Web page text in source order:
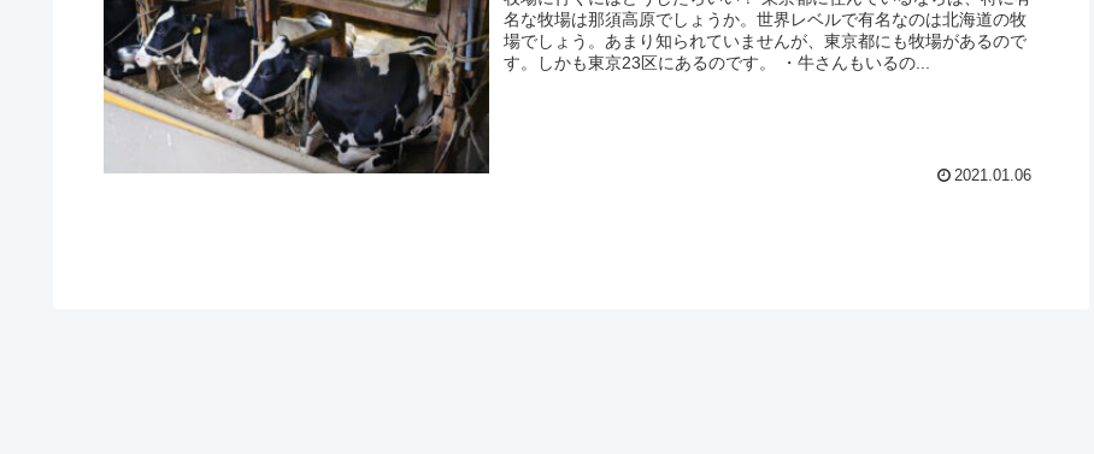
名な牧場は那須高原でしょうか。世界レベルで有名なのは北海道の牧
場でしょう。あまり知られていませんが、東京都にも牧場があるので
す。しかも東京23区にあるのです。 ・牛さんもいるの...
2021.01.06